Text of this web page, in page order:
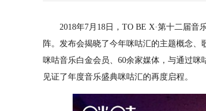
2018年7月18日，TO BE X·第十二届音
阵。发布会揭晓了今年咪咕汇的主题概念、
咪咕音乐白金会员、60余家媒体，与通过
见证了年度音乐盛典咪咕汇的再度启程。